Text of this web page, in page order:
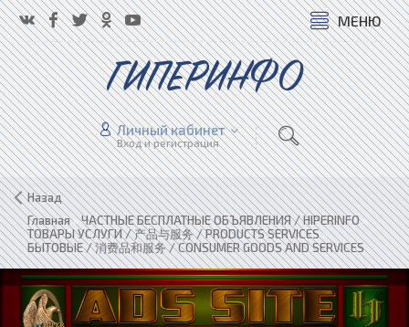
МЕНЮ
ГИПЕРИНФО
Личный кабинет
Вход и регистрация
Назад
Главная»ЧАСТНЫЕ БЕСПЛАТНЫЕ ОБЪЯВЛЕНИЯ / HIPERINFO»
ТОВАРЫ УСЛУГИ / 产品与服务 / PRODUCTS SERVICES»
БЫТОВЫЕ / 消费品和服务 / CONSUMER GOODS AND SERVICES